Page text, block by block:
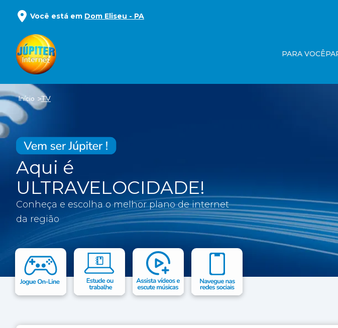
Você está em Dom Eliseu - PA
PARA VOCÊ
Início TV
Aqui é
ULTRAVELOCIDADE!
Conheça e escolha o melhor plano de internet
da região